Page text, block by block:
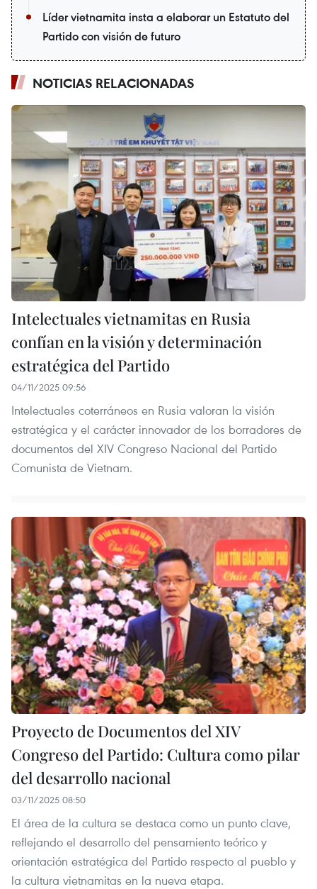
Líder vietnamita insta a elaborar un Estatuto del
Partido con visión de futuro
NOTICIAS RELACIONADAS
Intelectuales vietnamitas en Rusia
confían en la visión y determinación
estratégica del Partido
04/11/2025 09:56
Intelectuales coterráneos en Rusia valoran la visión
estratégica y el carácter innovador de los borradores de
documentos del XIV Congreso Nacional del Partido
Comunista de Vietnam.
Proyecto de Documentos del XIV
Congreso del Partido: Cultura como pilar
del desarrollo nacional
03/11/2025 08:50
El área de la cultura se destaca como un punto clave,
reflejando el desarrollo del pensamiento teórico y
orientación estratégica del Partido respecto al pueblo y
la cultura vietnamitas en la nueva etapa.